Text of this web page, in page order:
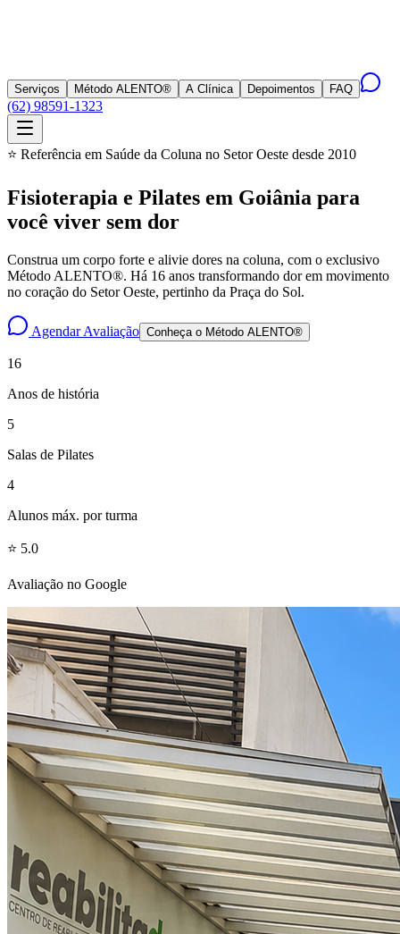
Serviços Método ALENTO® A Clínica Depoimentos FAQ
(62) 98591-1323
⭐ Referência em Saúde da Coluna no Setor Oeste desde 2010
Fisioterapia e Pilates em Goiânia para
você viver sem dor
Construa um corpo forte e alivie dores na coluna, com o exclusivo
Método ALENTO®. Há 16 anos transformando dor em movimento
no coração do Setor Oeste, pertinho da Praça do Sol.
Agendar Avaliação Conheça o Método ALENTO®
16
Anos de história
5
Salas de Pilates
4
Alunos máx. por turma
⭐ 5.0
Avaliação no Google